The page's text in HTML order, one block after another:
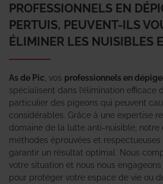
PROFESSIONNELS EN
PERTUIS, PEUVENT-ILS
ÉLIMINER LES NUISIBLES
As de Pic , vos professionnels en
spécialisent dans l’élimination efficace
particulier des pigeons qui peuvent
considérables. Grâce à une expertise
domaine de la lutte anti-nuisible, notre
méthodes éprouvées et respectueuses
garantir un résultat optimal. Nous
votre situation et nous nous
pour protéger votre espace de vie ou